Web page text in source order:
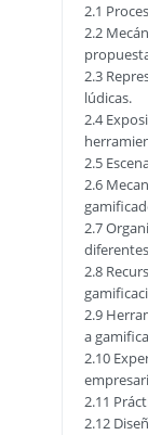
2.1
2.2
2.3
lúdicas.
2.4
2.5
2.6
2.7
2.8
2.9
a
2.10
2.11
2.12